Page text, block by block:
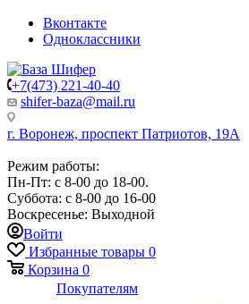
Вконтакте
Одноклассники
+7(473) 221-40-40
shifer-baza@mail.ru
г. Воронеж, проспект Патриотов, 19А
Режим работы:
Пн-Пт: с 8-00 до 18-00.
Суббота: с 8-00 до 16-00
Воскресенье: Выходной
Войти
Избранные товары 0
Корзина 0
Покупателям